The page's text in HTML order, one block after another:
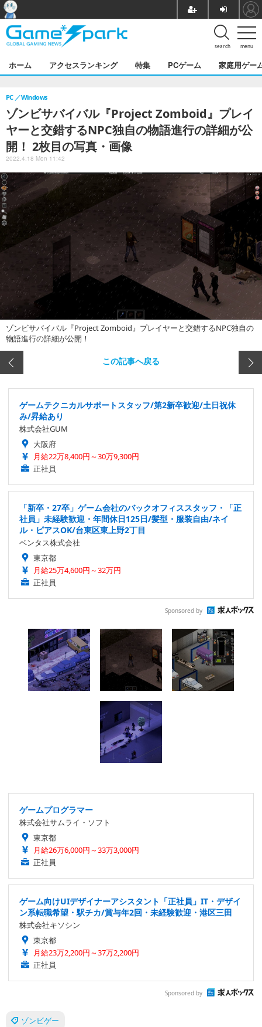
menu
search
ホーム アクセスランキング 特集 PCゲーム 家庭用ゲー
ゾンビサバイバル『Project Zomboid』プレイ
ヤーと交錯するNPC独自の物語進行の詳細が公
開！ 2枚目の写真・画像
PC Windows
2022.4.18 Mon 11:42
ゾンビサバイバル『Project Zomboid』プレイヤーと交錯するNPC独自の
物語進行の詳細が公開！
この記事へ戻る
ゲームテクニカルサポートスタッフ/第2新卒歓迎/土日祝休
み/昇給あり
株式会社GUM
大阪府
月給22万8,400円～30万9,300円
正社員
「新卒・27卒」ゲーム会社のバックオフィススタッフ・「正
社員」未経験歓迎・年間休日125日/髪型・服装自由/ネイ
ル・ピアスOK/台東区東上野2丁目
ベンタス株式会社
東京都
月給25万4,600円～32万円
正社員
Sponsored by
ゲームプログラマー
株式会社サムライ・ソフト
東京都
月給26万6,000円～33万3,000円
正社員
ゲーム向けUIデザイナーアシスタント「正社員」IT・デザイ
ン系転職希望・駅チカ/賞与年2回・未経験歓迎・港区三田
株式会社キソシン
東京都
月給23万2,200円～37万2,200円
正社員
Sponsored by
ゾンビゲー